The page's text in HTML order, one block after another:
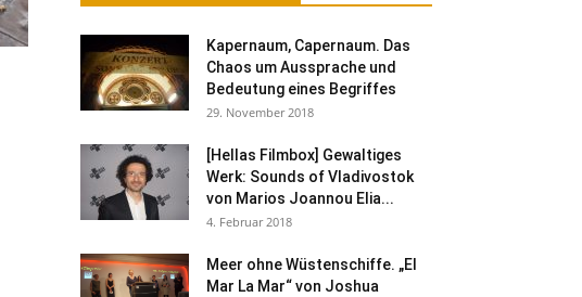
Kapernaum, Capernaum. Das
Chaos um Aussprache und
Bedeutung eines Begriffes
29. November 2018
[Hellas Filmbox] Gewaltiges
Werk: Sounds of Vladivostok
von Marios Joannou Elia...
4. Februar 2018
Meer ohne Wüstenschiffe. „El
Mar La Mar“ von Joshua